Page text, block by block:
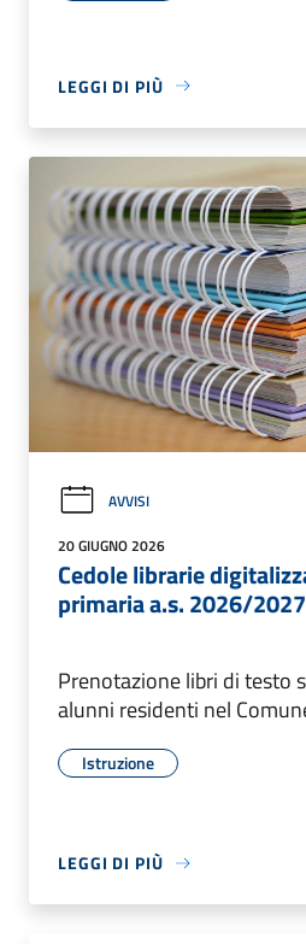
LEGGI DI PIÙ
AVVISI
20 GIUGNO 2026
Cedole librarie
primaria a.s. 2026/2027
Prenotazione libri di testo
alunni residenti nel
Istruzione
LEGGI DI PIÙ